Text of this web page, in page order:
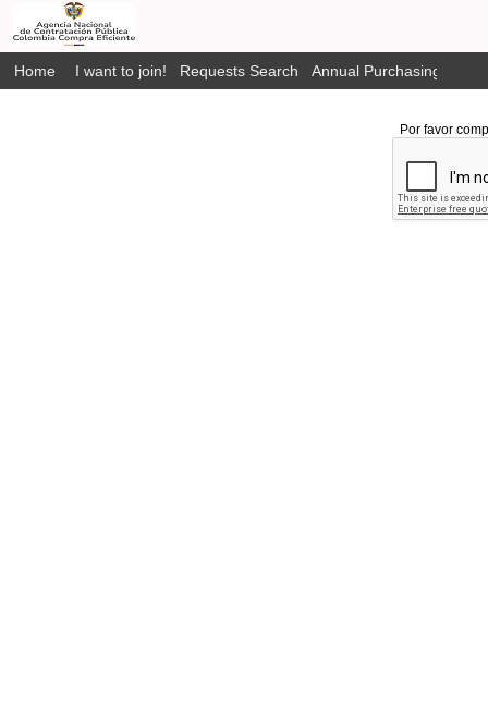
Home I want to join! Requests Search Annual Purchasing Plan
Por favor